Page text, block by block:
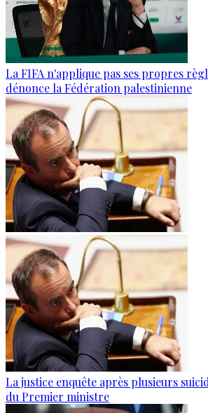
La FIFA n'applique pas ses propres
dénonce la Fédération palestinienne
La justice enquête après plusieurs
du Premier ministre